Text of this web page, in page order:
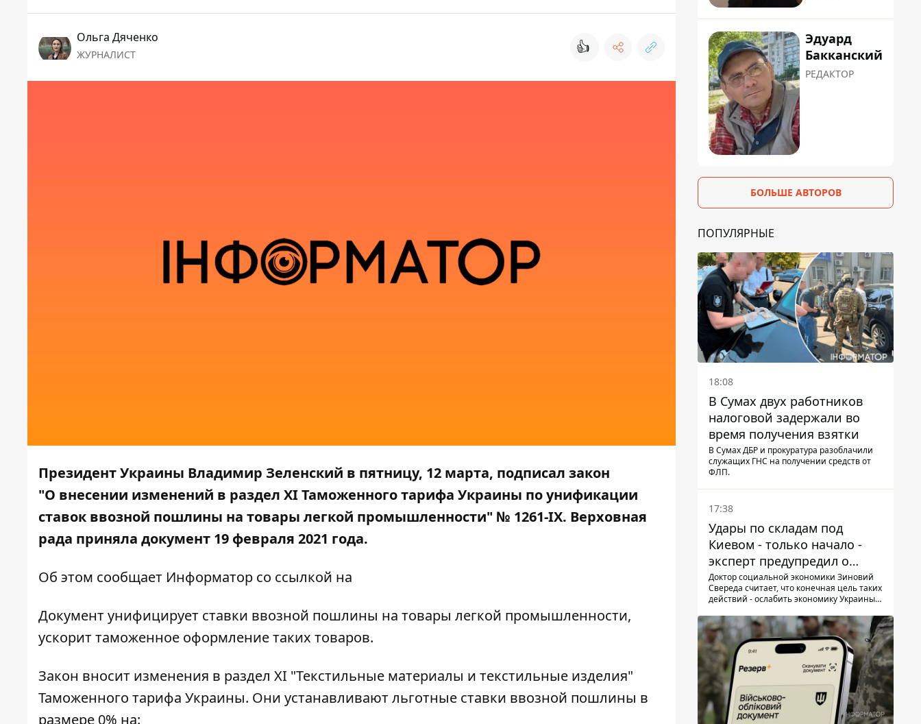
Ольга Дяченко
ЖУРНАЛИСТ 👍
Президент Украины Владимир Зеленский в пятницу, 12 марта, подписал закон
"О внесении изменений в раздел ХІ Таможенного тарифа Украины по унификации
ставок ввозной пошлины на товары легкой промышленности" № 1261-ІХ. Верховная
рада приняла документ 19 февраля 2021 года.
Об этом сообщает Информатор со ссылкой на
Документ унифицирует ставки ввозной пошлины на товары легкой промышленности,
ускорит таможенное оформление таких товаров.
Закон вносит изменения в раздел XI "Текстильные материалы и текстильные изделия"
Таможенного тарифа Украины. Они устанавливают льготные ставки ввозной пошлины в
размере 0% на:
Эдуард
Бакканский
РЕДАКТОР
БОЛЬШЕ АВТОРОВ
ПОПУЛЯРНЫЕ
18:08
В Сумах двух работников
налоговой задержали во
время получения взятки
В Сумах ДБР и прокуратура разоблачили
служащих ГНС на получении средств от
ФЛП.
17:38
Удары по складам под
Киевом - только начало -
эксперт предупредил о
новой угрозе
Доктор социальной экономики Зиновий
Свереда считает, что конечная цель таких
действий - ослабить экономику Украины и
регионы